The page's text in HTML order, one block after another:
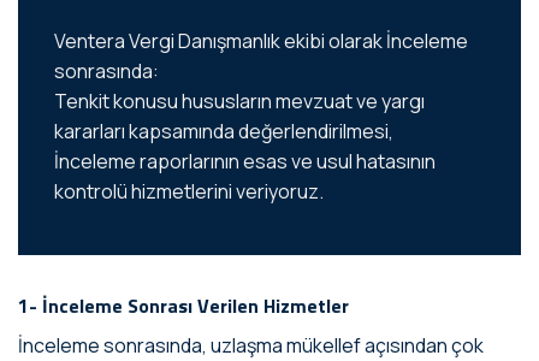
Ventera Vergi Danışmanlık ekibi olarak İnceleme
sonrasında:
Tenkit konusu hususların mevzuat ve yargı
kararları kapsamında değerlendirilmesi,
İnceleme raporlarının esas ve usul hatasının
kontrolü hizmetlerini veriyoruz.
1- İnceleme Sonrası Verilen Hizmetler
İnceleme sonrasında, uzlaşma mükellef açısından çok